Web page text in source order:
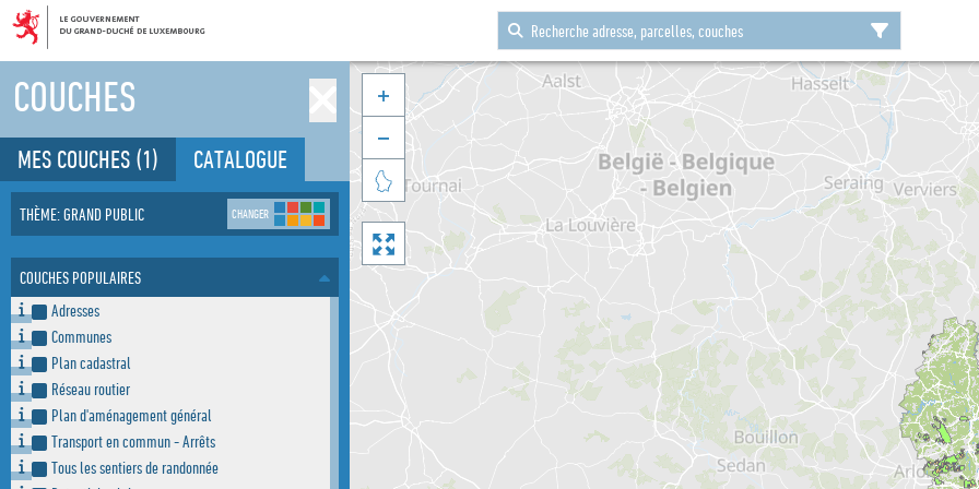
COUCHES
MES COUCHES (1) CATALOGUE
THÈME: GRAND PUBLIC CHANGER
COUCHES POPULAIRES
Adresses
Communes
Plan cadastral
Réseau routier
Plan d'aménagement général
Transport en commun - Arrêts
Tous les sentiers de randonnée



